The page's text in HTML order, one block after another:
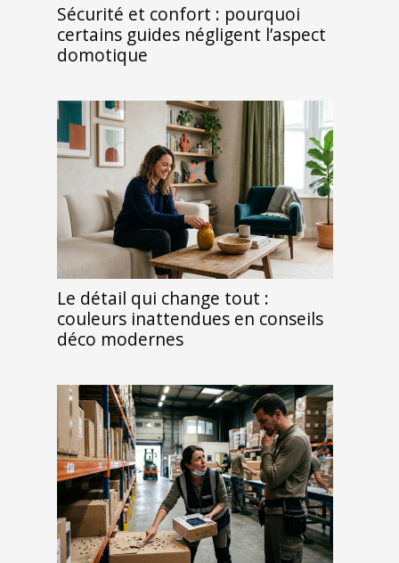
Sécurité et confort : pourquoi
certains guides négligent l’aspect
domotique
Le détail qui change tout :
couleurs inattendues en conseils
déco modernes